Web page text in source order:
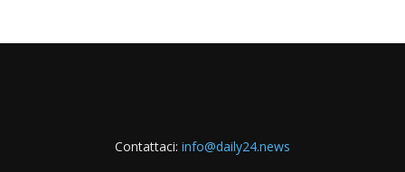
Contattaci: info@daily24.news